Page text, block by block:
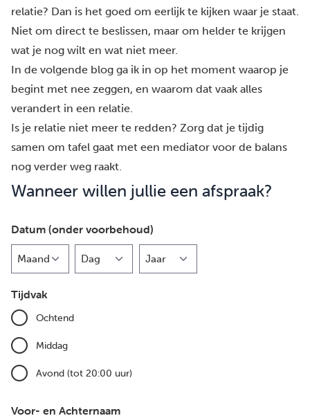
relatie? Dan is het goed om eerlijk te kijken waar je staat.
Niet om direct te beslissen, maar om helder te krijgen
wat je nog wilt en wat niet meer.
In de volgende blog ga ik in op het moment waarop je
begint met nee zeggen, en waarom dat vaak alles
verandert in een relatie.
Is je relatie niet meer te redden? Zorg dat je tijdig
samen om tafel gaat met een mediator voor de balans
nog verder weg raakt.
Wanneer willen jullie een afspraak?
Datum (onder voorbehoud)
Tijdvak
Ochtend
Middag
Avond (tot 20:00 uur)
Voor- en Achternaam